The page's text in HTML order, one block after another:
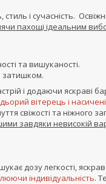
і сучасність.
пахощі ідеальним
та вишуканості.
затишком.
і додаючи яскраві
вітерець і
свіжості та ніжного
завдяки невисокій
дозу легкості,
індивідуальність.